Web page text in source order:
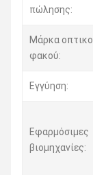
πώλησης:
Μάρκα
φακού:
Εγγύηση:
Εφαρμόσιμες
βιομηχανίες: